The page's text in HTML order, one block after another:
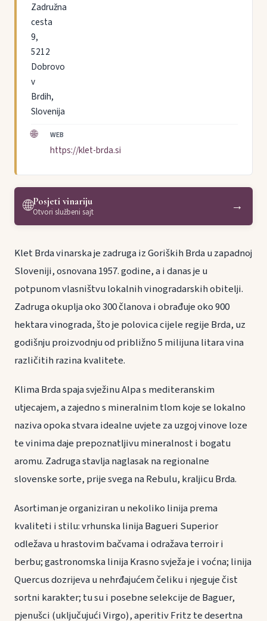
Zadružna
cesta
9,
5212
Dobrovo
v
Brdih,
Slovenija
🌐 WEB
https://klet-brda.si
🌐Posjeti vinariju
Otvori službeni sajt →
Klet Brda vinarska je zadruga iz Goriških Brda u zapadnoj
Sloveniji, osnovana 1957. godine, a i danas je u
potpunom vlasništvu lokalnih vinogradarskih obitelji.
Zadruga okuplja oko 300 članova i obrađuje oko 900
hektara vinograda, što je polovica cijele regije Brda, uz
godišnju proizvodnju od približno 5 milijuna litara vina
različitih razina kvalitete.
Klima Brda spaja svježinu Alpa s mediteranskim
utjecajem, a zajedno s mineralnim tlom koje se lokalno
naziva opoka stvara idealne uvjete za uzgoj vinove loze
te vinima daje prepoznatljivu mineralnost i bogatu
aromu. Zadruga stavlja naglasak na regionalne
slovenske sorte, prije svega na Rebulu, kraljicu Brda.
Asortiman je organiziran u nekoliko linija prema
kvaliteti i stilu: vrhunska linija Bagueri Superior
odležava u hrastovim bačvama i odražava terroir i
berbu; gastronomska linija Krasno svježa je i voćna; linija
Quercus dozrijeva u nehrđajućem čeliku i njeguje čist
sortni karakter; tu su i posebne selekcije de Baguer,
pjenušci (uključujući Virgo), aperitiv Fritz te desertna